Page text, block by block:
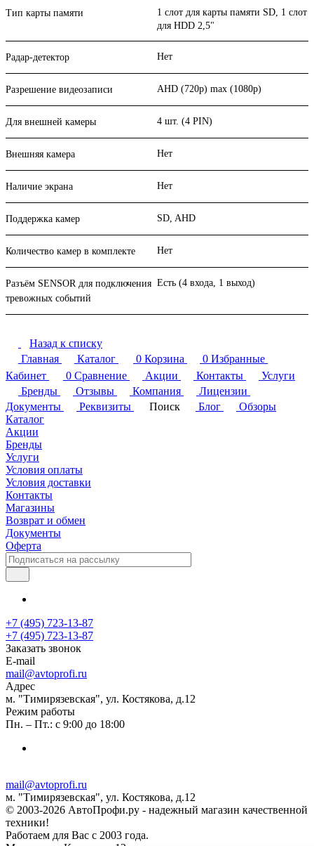
Тип карты памяти
1 слот для карты памяти SD, 1 слот
для HDD 2,5"
Радар-детектор Нет
Разрешение видеозаписи AHD (720p) max (1080p)
Для внешней камеры 4 шт. (4 PIN)
Внешняя камера Нет
Наличие экрана Нет
Поддержка камер SD, AHD
Количество камер в комплекте Нет
Разъём SENSOR для подключения
тревожных событий
Есть (4 входа, 1 выход)
Назад к списку
Главная
Каталог 0 Корзина 0 Избранные
Кабинет
0 Сравнение Акции Контакты
Услуги
Бренды
Отзывы Компания
Лицензии
Документы
Реквизиты Поиск Блог
Обзоры
Каталог
Акции
Бренды
Услуги
Условия оплаты
Условия доставки
Контакты
Магазины
Возврат и обмен
Документы
Оферта
+7 (495) 723-13-87
+7 (495) 723-13-87
Заказать звонок
E-mail
mail@avtoprofi.ru
Адрес
м. "Тимирязевская", ул. Костякова, д.12
Режим работы
Пн. – Пт.: с 9:00 до 18:00
mail@avtoprofi.ru
м. "Тимирязевская", ул. Костякова, д.12
© 2003-2026 АвтоПрофи.ру - надежный магазин качественной
техники!
Работаем для Вас с 2003 года.